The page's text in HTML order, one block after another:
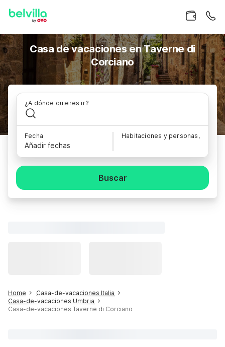
Casa de vacaciones en Taverne di
Corciano
¿A dónde quieres ir?
Fecha
Añadir fechas
Habitaciones y personas,
Buscar
Home
Casa-de-vacaciones Italia
Casa-de-vacaciones Umbria
Casa-de-vacaciones Taverne di Corciano